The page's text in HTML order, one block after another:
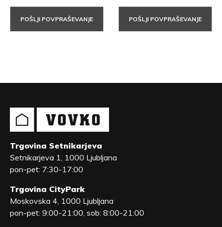
POŠLJI POVPRAŠEVANJE POŠLJI POVPRAŠEVANJE
Trgovina Setnikarjeva
Setnikarjeva 1, 1000 Ljubljana
pon-pet: 7:30-17:00
Trgovina CityPark
Moskovska 4, 1000 Ljubljana
pon-pet: 9:00-21:00, sob: 8:00-21:00